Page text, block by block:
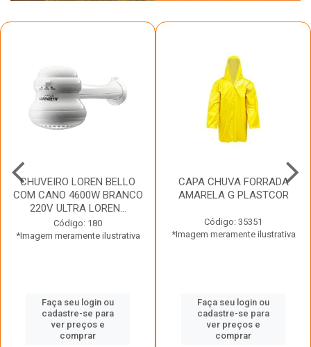
CHUVEIRO LOREN BELLO
COM CANO 4600W BRANCO
220V ULTRA LOREN...
Código: 180
*Imagem meramente ilustrativa
Faça seu login ou
cadastre-se para
ver preços e
comprar
CAPA CHUVA FORRADA
AMARELA G PLASTCOR
Código: 35351
*Imagem meramente ilustrativa
Faça seu login ou
cadastre-se para
ver preços e
comprar